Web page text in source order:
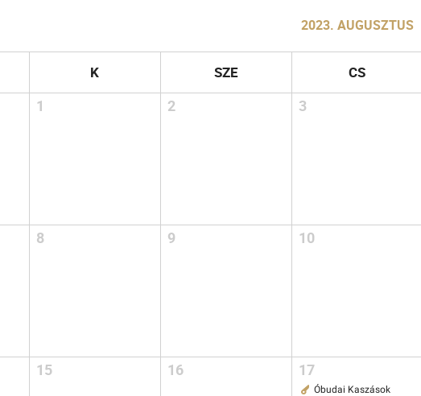
2023. AUGUSZTUS
K SZE CS
1 2 3
8 9 10
15 16 17
Óbudai Kaszások